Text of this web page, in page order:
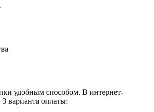
удобным способом. В интернет-
варианта оплаты: